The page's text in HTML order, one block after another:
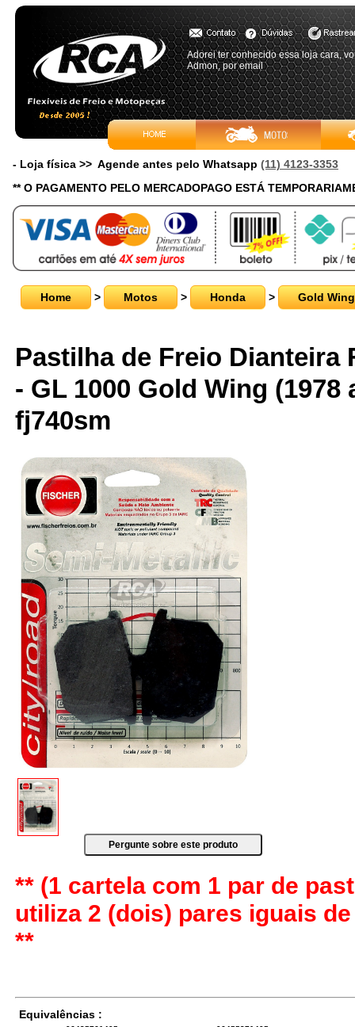
Adorei ter conhecido essa loja cara,
Admon, por email
- Loja física >> Agende antes pelo Whatsapp (11) 4123-3353
** O PAGAMENTO PELO MERCADOPAGO ESTÁ
Home > Motos > Honda > Gold Wing
Pastilha de Freio Dianteira
- GL 1000 Gold Wing (1978
fj740sm
** (1 cartela com 1 par de
utiliza 2 (dois) pares iguais
**
Equivalências :